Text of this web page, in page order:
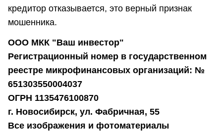
кредитор отказывается, это верный признак
мошенника.
ООО МКК "Ваш инвестор"
Регистрационный номер в государственном
реестре микрофинансовых организаций: №
651303550004037
ОГРН 1135476100870
г. Новосибирск, ул. Фабричная, 55
Все изображения и фотоматериалы